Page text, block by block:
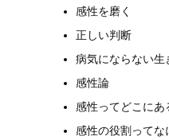
感性を磨く
正しい判断
病気にならない生
感性論
感性ってどこにあ
感性の役割ってな